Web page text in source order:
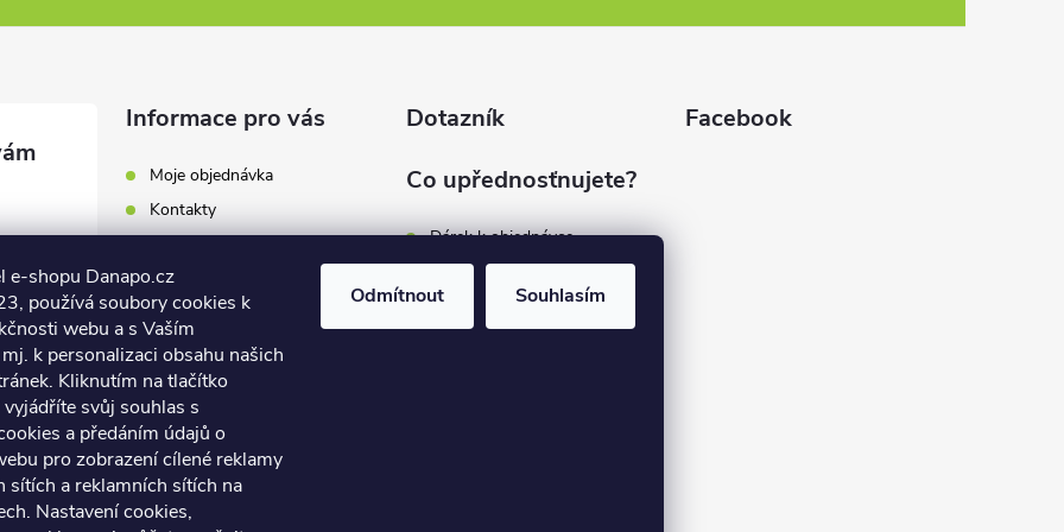
e-shopu Danapo.cz
používá soubory cookies k
webu a s Vaším
k personalizaci obsahu našich
Kliknutím na tlačítko
vyjádříte svůj souhlas s
a předáním údajů o
pro zobrazení cílené reklamy
sítích a reklamních sítích na
Nastavení cookies,
Odmítnout Souhlasím
446
446
Informace pro vás
Moje objednávka
Kontakty
Hodnocení obchodu
Obchodní podmínky
Reklamace a výměna zboží
Podmínky ochrany osobních
údajů
Soubory cookies
Napište nám
Jak nakupovat? / How to
shop?
Dotazník
Co upřednosťnujete?
Dárek k objednávce
Zákaznický servis
Dopravu zdarma
Facebook